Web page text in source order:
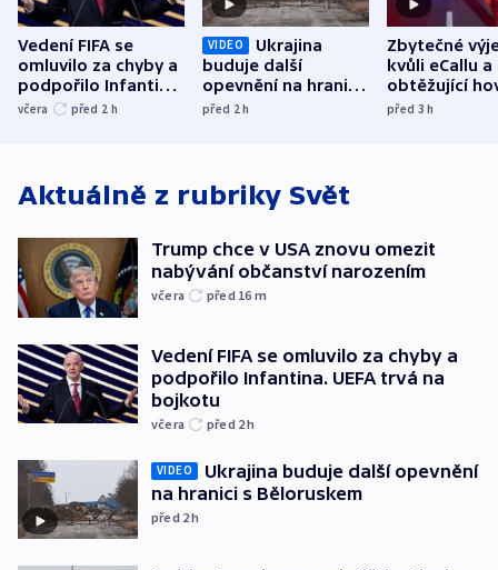
Vedení FIFA se
omluvilo za chyby a
podpořilo Infantina.
UEFA trvá na
včera před 2 h
VIDEO
Ukrajina
buduje další
opevnění na hranici
s Běloruskem
před 2h
Zbytečné
kvůli eCallu a
obtěžující
zdržují
před 3h
Aktuálně z rubriky Svět
Trump chce v USA znovu omezit
nabývání občanství narozením
včera před 16 m
Vedení FIFA se omluvilo za chyby a
podpořilo Infantina. UEFA trvá na
bojkotu
včera před 2h
VIDEO
Ukrajina buduje další opevnění
na hranici s Běloruskem
před 2h